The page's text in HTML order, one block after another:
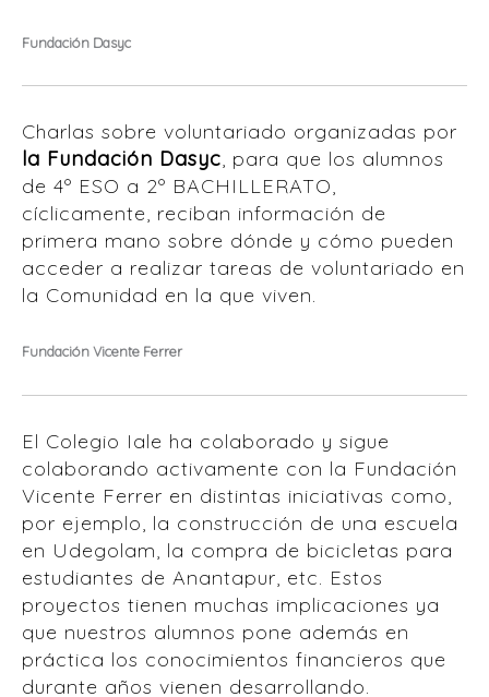
Fundación Dasyc
Charlas sobre voluntariado organizadas por
la Fundación Dasyc, para que los alumnos
de 4º ESO a 2º BACHILLERATO,
cíclicamente, reciban información de
primera mano sobre dónde y cómo pueden
acceder a realizar tareas de voluntariado en
la Comunidad en la que viven.
Fundación Vicente Ferrer
El Colegio Iale ha colaborado y sigue
colaborando activamente con la Fundación
Vicente Ferrer en distintas iniciativas como,
por ejemplo, la construcción de una escuela
en Udegolam, la compra de bicicletas para
estudiantes de Anantapur, etc. Estos
proyectos tienen muchas implicaciones ya
que nuestros alumnos pone además en
práctica los conocimientos financieros que
durante años vienen desarrollando.